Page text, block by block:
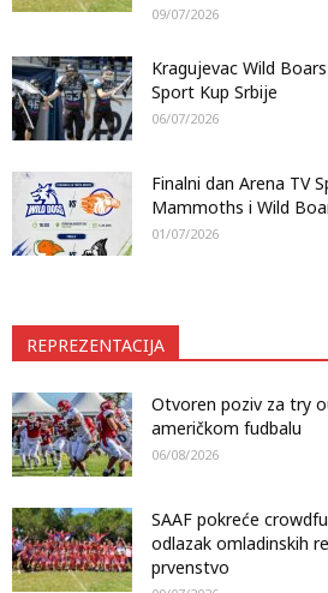
09/07/2026
Kragujevac Wild
Sport Kup Srbije
06/07/2026
Finalni dan Arena TV
Mammoths i Wild
01/07/2026
REPREZENTACIJA
Otvoren poziv za try
američkom fudbalu
06/08/2026
SAAF pokreće
odlazak omladinskih
prvenstvo